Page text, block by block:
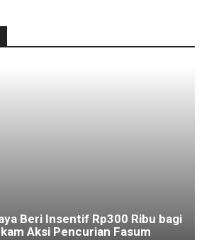
Beri Insentif Rp300 Ribu bagi
Aksi Pencurian Fasum